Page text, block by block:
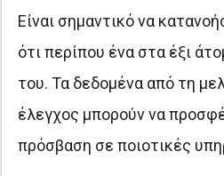
Είναι σημαντικό να
ότι περίπου ένα στα έξι
του. Τα δεδομένα από τη
έλεγχος μπορούν να
πρόσβαση σε ποιοτικές